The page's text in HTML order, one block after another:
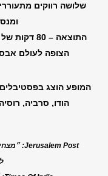
שלושה רווקים
התוצאה –
הצופה לעולם
המופע הוצג
הודו, סרביה,
Jerusalem Post: